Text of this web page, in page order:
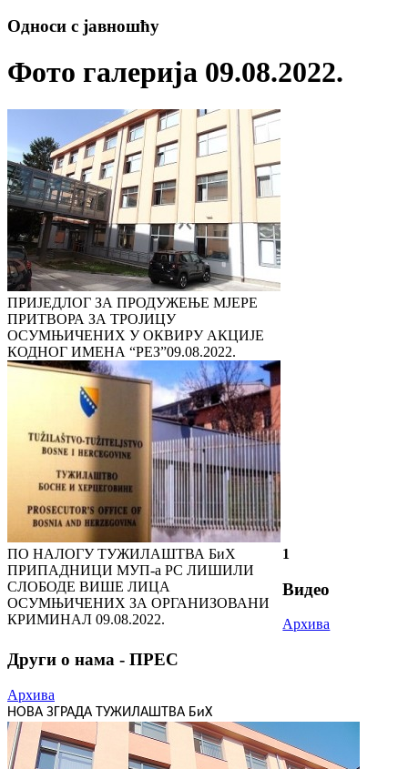
Односи с јавношћу
Фото галерија 09.08.2022.
ПРИЈЕДЛОГ ЗА ПРОДУЖЕЊЕ МЈЕРЕ
ПРИТВОРА ЗА ТРОЈИЦУ
ОСУМЊИЧЕНИХ У ОКВИРУ АКЦИЈЕ
КОДНОГ ИМЕНА “РЕЗ”09.08.2022.
ПО НАЛОГУ ТУЖИЛАШТВА БиХ
ПРИПАДНИЦИ МУП-а РС ЛИШИЛИ
СЛОБОДЕ ВИШЕ ЛИЦА
ОСУМЊИЧЕНИХ ЗА ОРГАНИЗОВАНИ
КРИМИНАЛ 09.08.2022.
1
Видео
Архива
Други о нама - ПРЕС
Архива
НОВА ЗГРАДА ТУЖИЛАШТВА БиХ